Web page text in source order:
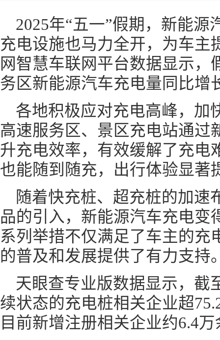
2025年“五一”假期，新能
充电设施也马力全开，为车主
网智慧车联网平台数据显示，
务区新能源汽车充电量同比增
各地积极应对充电高峰，加
高速服务区、景区充电站通过
升充电效率，有效缓解了充电
也能随到随充，出行体验显著
随着快充桩、超充桩的加速
品的引入，新能源汽车充电变
系列举措不仅满足了车主的充
的普及和发展提供了有力支持
天眼查专业版数据显示，截
续状态的充电桩相关企业超
目前新增注册相关企业约6.4